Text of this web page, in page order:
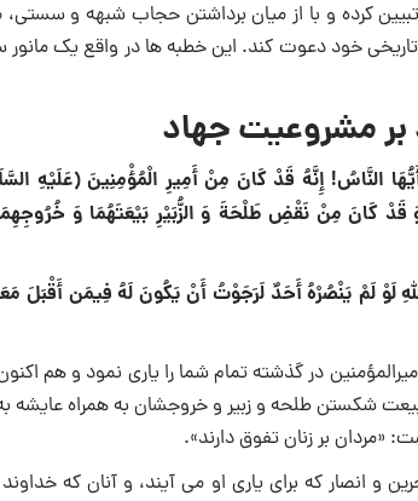
کرده و با از میان برداشتن حجاب شبهه و
خود دعوت کند. این خطبه ها در واقع یک مانور
مشروعیت جهاد
النَّاسُ! إِنَّهُ قَدْ كَانَ مِنْ أَمِيرِ الْمُؤْمِنِينَ (عَلَيْهِ
قَدْ كَانَ مِنْ نَقْضِ طَلْحَةَ وَ الزُّبَيْرِ بَيْعَتَهُمَا وَ
لَوْ لَمْ يَنْصُرْهُ أَحَدٌ لَرَجَوْتُ أَنْ يَكُونَ لَهُ فِيمَن أَقْبَلَ
در گذشته تمام شما را یاری نمود و هم
شکستن طلحه و زبیر و خروجشان به همراه
بر زنان تفوق دارند».
و انصار که برای یاری او می آیند، و آنان که